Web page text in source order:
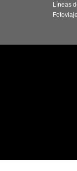
Líneas